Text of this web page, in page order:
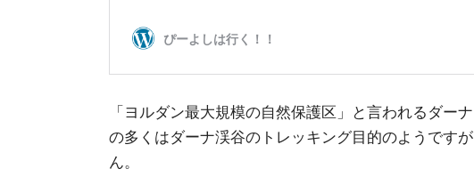
「ヨルダン最大規模の自然保護区」と言われるダー
の多くはダーナ渓谷のトレッキング目的のようです
ん。